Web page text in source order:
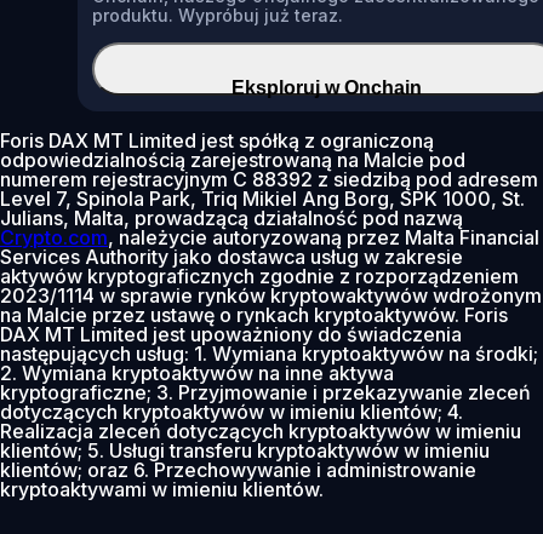
produktu. Wypróbuj już teraz.
Eksploruj w Onchain
Foris DAX MT Limited jest spółką z ograniczoną
odpowiedzialnością zarejestrowaną na Malcie pod
numerem rejestracyjnym C 88392 z siedzibą pod adresem
Level 7, Spinola Park, Triq Mikiel Ang Borg, SPK 1000, St.
Julians, Malta, prowadzącą działalność pod nazwą
Crypto.com, należycie autoryzowaną przez Malta Financial
Services Authority jako dostawca usług w zakresie
aktywów kryptograficznych zgodnie z rozporządzeniem
2023/1114 w sprawie rynków kryptowaktywów wdrożonym
na Malcie przez ustawę o rynkach kryptoaktywów. Foris
DAX MT Limited jest upoważniony do świadczenia
następujących usług: 1. Wymiana kryptoaktywów na środki;
2. Wymiana kryptoaktywów na inne aktywa
kryptograficzne; 3. Przyjmowanie i przekazywanie zleceń
dotyczących kryptoaktywów w imieniu klientów; 4.
Realizacja zleceń dotyczących kryptoaktywów w imieniu
klientów; 5. Usługi transferu kryptoaktywów w imieniu
klientów; oraz 6. Przechowywanie i administrowanie
kryptoaktywami w imieniu klientów.